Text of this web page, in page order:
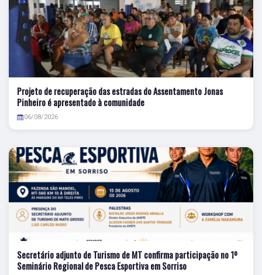
Projeto de recuperação das estradas do Assentamento Jonas
Pinheiro é apresentado à comunidade
06/08/2026
Secretário adjunto de Turismo de MT confirma participação no 1º
Seminário Regional de Pesca Esportiva em Sorriso